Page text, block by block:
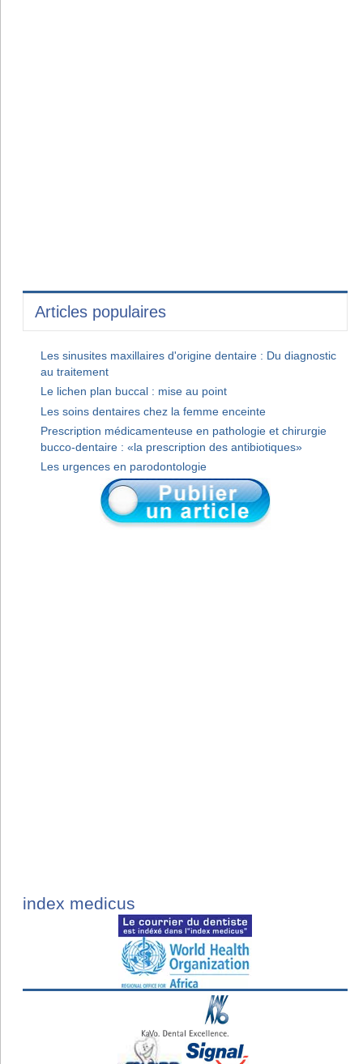
Articles populaires
Les sinusites maxillaires d'origine dentaire : Du diagnostic
au traitement
Le lichen plan buccal : mise au point
Les soins dentaires chez la femme enceinte
Prescription médicamenteuse en pathologie et chirurgie
bucco-dentaire : «la prescription des antibiotiques»
Les urgences en parodontologie
index medicus